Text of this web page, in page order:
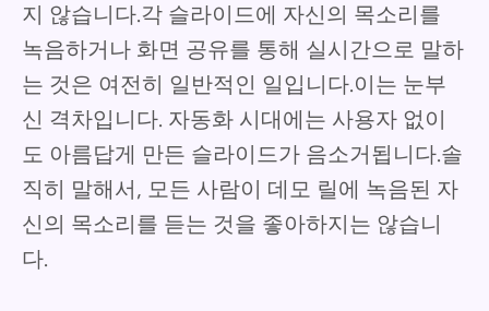
지 않습니다.각 슬라이드에 자신의 목소리를
녹음하거나 화면 공유를 통해 실시간으로 말하
는 것은 여전히 일반적인 일입니다.이는 눈부
신 격차입니다. 자동화 시대에는 사용자 없이
도 아름답게 만든 슬라이드가 음소거됩니다.솔
직히 말해서, 모든 사람이 데모 릴에 녹음된 자
신의 목소리를 듣는 것을 좋아하지는 않습니
다.